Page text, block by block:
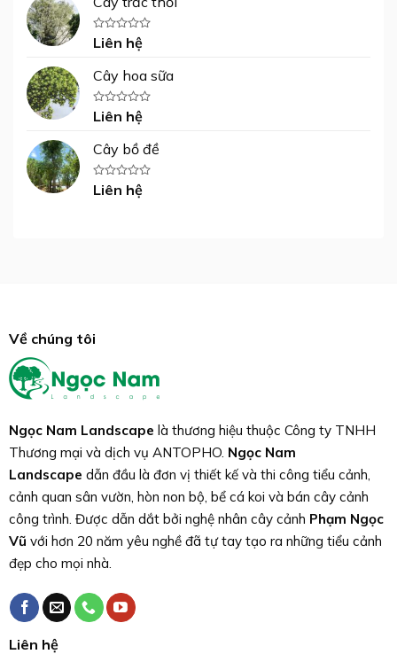
0
5
Được
0
5
Liên hệ
Cây hoa sữa
Được
0
5
Liên hệ
Cây bồ đề
Được
Liên hệ
Về chúng tôi
Ngọc Nam Landscape là thương hiệu thuộc Công ty TNHH
Thương mại và dịch vụ ANTOPHO. Ngọc Nam
Landscape dẫn đầu là đơn vị thiết kế và thi công tiểu cảnh,
cảnh quan sân vườn, hòn non bộ, bể cá koi và bán cây cảnh
công trình. Được dẫn dắt bởi nghệ nhân cây cảnh Phạm Ngọc
Vũ với hơn 20 năm yêu nghề đã tự tay tạo ra những tiểu cảnh
đẹp cho mọi nhà.
Liên hệ